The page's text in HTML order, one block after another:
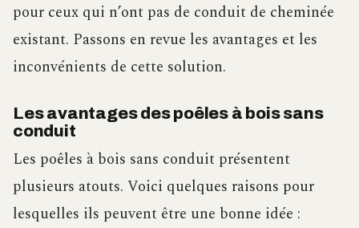
pour ceux qui n’ont pas de conduit de cheminée
existant. Passons en revue les avantages et les
inconvénients de cette solution.
Les avantages des poêles à bois sans
conduit
Les poêles à bois sans conduit présentent
plusieurs atouts. Voici quelques raisons pour
lesquelles ils peuvent être une bonne idée :